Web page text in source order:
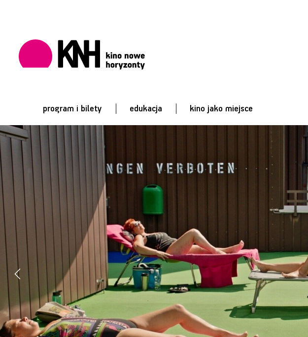
program i bilety edukacja kino jako miejsce